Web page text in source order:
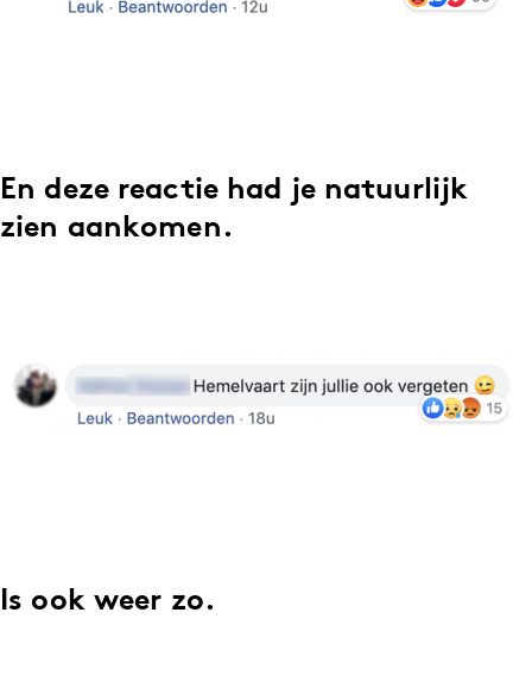
En deze reactie had je natuurlijk
zien aankomen.
Is ook weer zo.